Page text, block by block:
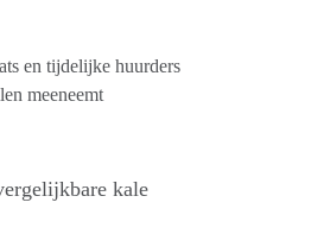
en tijdelijke huurders
meeneemt
kale